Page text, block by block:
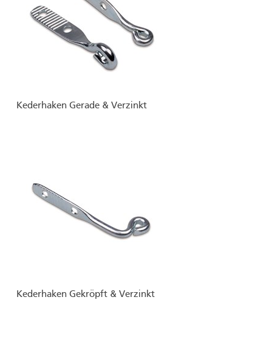
Kederhaken Gerade & Verzinkt
Kederhaken Gekröpft & Verzinkt